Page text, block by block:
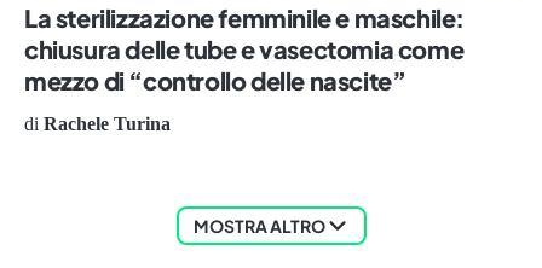
La sterilizzazione femminile e maschile:
chiusura delle tube e vasectomia come
mezzo di “controllo delle nascite”
di Rachele Turina
MOSTRA ALTRO